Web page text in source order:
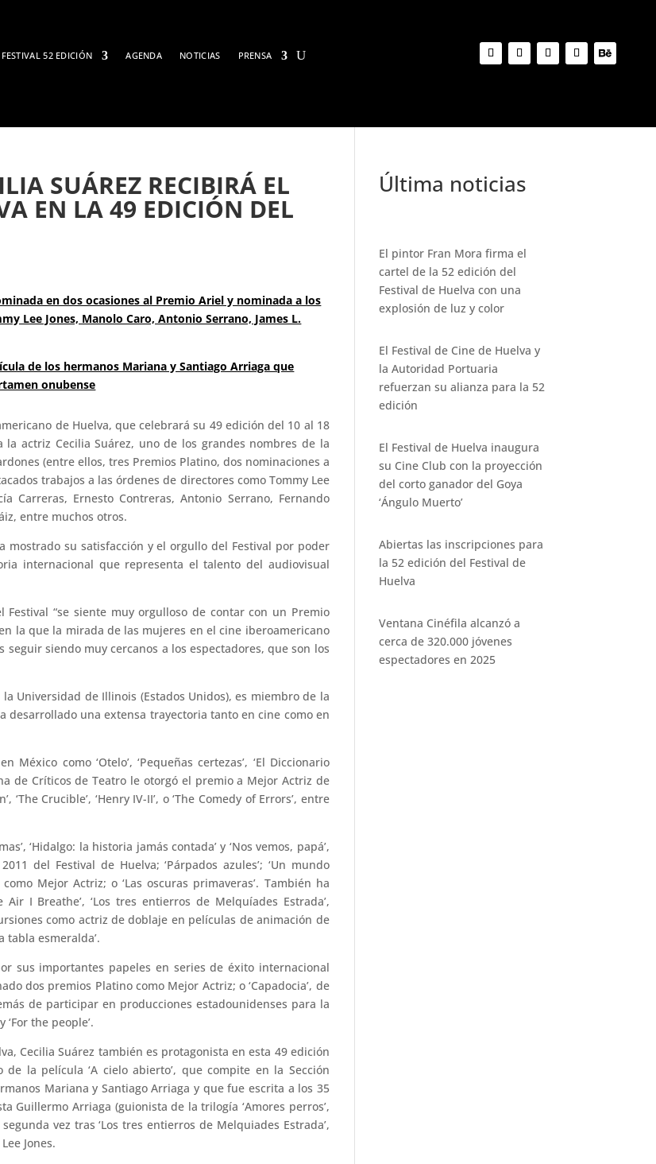
FESTIVAL 52 EDICIÓN AGENDA NOTICIAS PRENSA
SUÁREZ RECIBIRÁ EL
EN LA 49 EDICIÓN DEL
en dos ocasiones al Premio Ariel y nominada a los
Lee Jones, Manolo Caro, Antonio Serrano, James L.
de los hermanos Mariana y Santiago Arriaga que
onubense
de Huelva, que celebrará su 49 edición del 10 al 18
actriz Cecilia Suárez, uno de los grandes nombres de la
(entre ellos, tres Premios Platino, dos nominaciones a
trabajos a las órdenes de directores como Tommy Lee
Carreras, Ernesto Contreras, Antonio Serrano, Fernando
entre muchos otros.
su satisfacción y el orgullo del Festival por poder
internacional que representa el talento del audiovisual
“se siente muy orgulloso de contar con un Premio
la que la mirada de las mujeres en el cine iberoamericano
siendo muy cercanos a los espectadores, que son los
Universidad de Illinois (Estados Unidos), es miembro de la
desarrollado una extensa trayectoria tanto en cine como en
como ‘Otelo’, ‘Pequeñas certezas’, ‘El Diccionario
de Críticos de Teatro le otorgó el premio a Mejor Actriz de
‘The Crucible’, ‘Henry IV-II’, o ‘The Comedy of Errors’, entre
‘Hidalgo: la historia jamás contada’ y ‘Nos vemos, papá’,
del Festival de Huelva; ‘Párpados azules’; ‘Un mundo
Mejor Actriz; o ‘Las oscuras primaveras’. También ha
I Breathe’, ‘Los tres entierros de Melquíades Estrada’,
como actriz de doblaje en películas de animación de
tabla esmeralda’.
sus importantes papeles en series de éxito internacional
dos premios Platino como Mejor Actriz; o ‘Capadocia’, de
de participar en producciones estadounidenses para la
‘For the people’.
Cecilia Suárez también es protagonista en esta 49 edición
la película ‘A cielo abierto’, que compite en la Sección
Mariana y Santiago Arriaga y que fue escrita a los 35
Guillermo Arriaga (guionista de la trilogía ‘Amores perros’,
vez tras ‘Los tres entierros de Melquiades Estrada’,
Jones.
Última noticias
El pintor Fran Mora firma el
cartel de la 52 edición del
Festival de Huelva con una
explosión de luz y color
El Festival de Cine de Huelva y
la Autoridad Portuaria
refuerzan su alianza para la 52
edición
El Festival de Huelva inaugura
su Cine Club con la proyección
del corto ganador del Goya
‘Ángulo Muerto’
Abiertas las inscripciones para
la 52 edición del Festival de
Huelva
Ventana Cinéfila alcanzó a
cerca de 320.000 jóvenes
espectadores en 2025